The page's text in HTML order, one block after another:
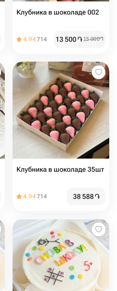
Клубника в шоколаде 002
4.94714 13 500֏15 000֏
Клубника в шоколаде 35шт
4.94714 38 588֏